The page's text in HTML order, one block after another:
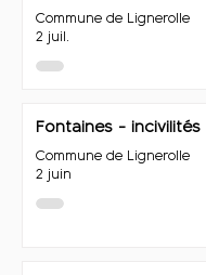
Commune de Lignerolle
2 juil.
Fontaines - incivilités
Commune de Lignerolle
2 juin